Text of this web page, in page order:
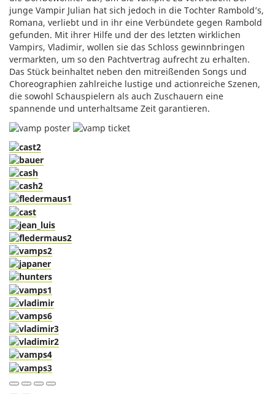
junge Vampir Julian hat sich jedoch in die Tochter Rambold’s,
Romana, verliebt und in ihr eine Verbündete gegen Rambold
gefunden. Mit ihrer Hilfe und der des letzten wirklichen
Vampirs, Vladimir, wollen sie das Schloss gewinnbringen
vermarkten, um so den Pachtvertrag aufrecht zu erhalten.
Das Stück beinhaltet neben den mitreißenden Songs und
Choreographien zahlreiche lustige und actionreiche Szenen,
die sowohl Schauspielern als auch Zuschauern eine
spannende und unterhaltsame Zeit garantieren.